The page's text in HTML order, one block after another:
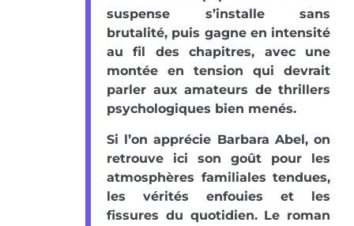
suspense s’installe sans
brutalité, puis gagne en intensité
au fil des chapitres, avec une
montée en tension qui devrait
parler aux amateurs de thrillers
psychologiques bien menés.
Si l’on apprécie Barbara Abel, on
retrouve ici son goût pour les
atmosphères familiales tendues,
les vérités enfouies et les
fissures du quotidien. Le roman